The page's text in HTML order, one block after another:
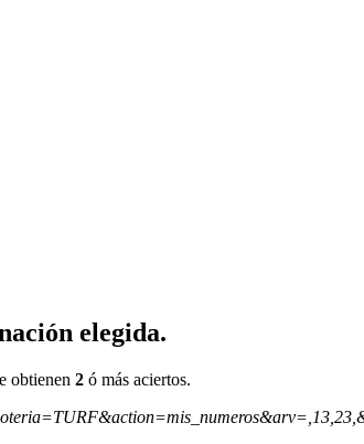
elegida.
obtienen 2 ó más aciertos.